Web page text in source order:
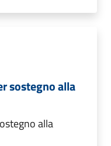
sostegno alla
alla